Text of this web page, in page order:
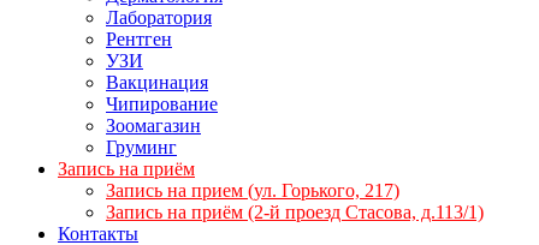
Лаборатория
Рентген
УЗИ
Вакцинация
Чипирование
Зоомагазин
Груминг
Запись на приём
Запись на прием (ул. Горького, 217)
Запись на приём (2-й проезд Стасова, д.113/1)
Контакты